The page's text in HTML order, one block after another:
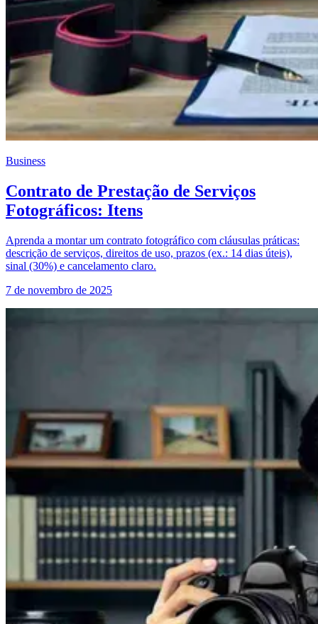
Business
Contrato de Prestação de Serviços
Fotográficos: Itens
Aprenda a montar um contrato fotográfico com cláusulas práticas:
descrição de serviços, direitos de uso, prazos (ex.: 14 dias úteis),
sinal (30%) e cancelamento claro.
7 de novembro de 2025